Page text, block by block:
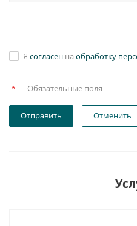
Я согласен на обработку
* — Обязательные поля
Отправить Отменить